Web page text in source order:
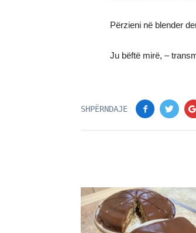
Përzieni në blender
Ju bëftë mirë, –
SHPËRNDAJE